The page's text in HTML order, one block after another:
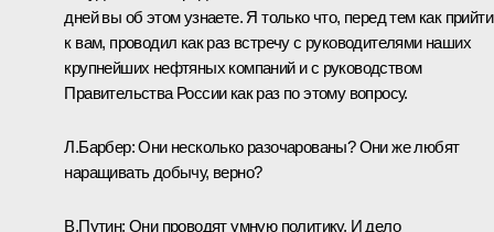
дней вы об этом узнаете. Я только что, перед тем как прийти
к вам, проводил как раз встречу с руководителями наших
крупнейших нефтяных компаний и с руководством
Правительства России как раз по этому вопросу.
Л.Барбер:Они несколько разочарованы? Они же любят
наращивать добычу, верно?
В.Путин: Они проводят умную политику. И дело